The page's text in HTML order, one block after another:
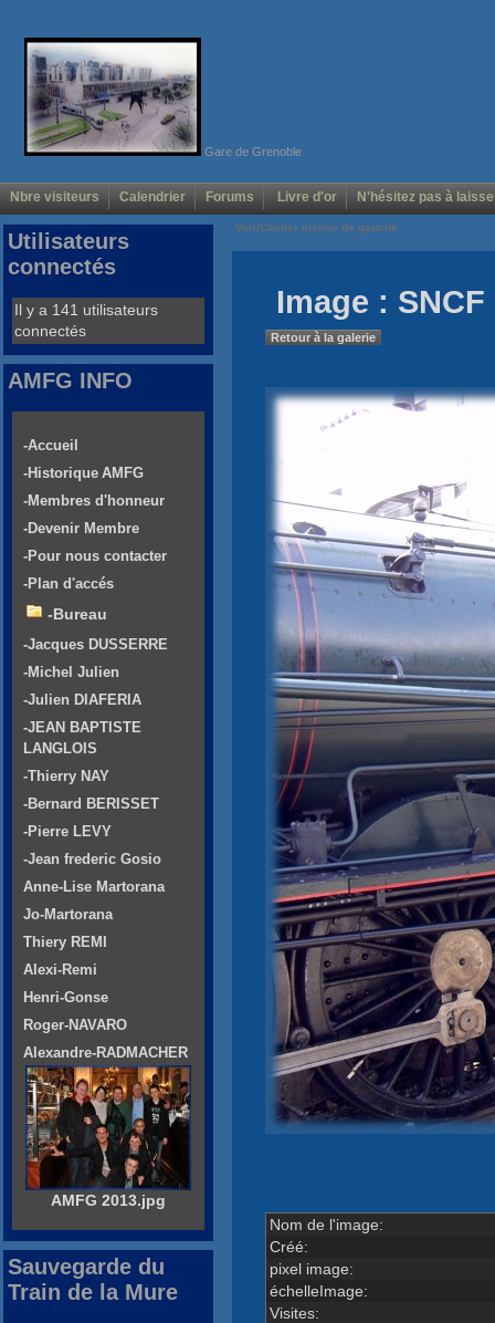
Gare de Grenoble
Nbre visiteurs Calendrier Forums Livre d'or N'hésitez pas à
Voir/Cacher menus de gauche
Image :
Retour à la galerie
Nom de l'image:
Créé:
pixel image:
échelleImage:
Visites:
Utilisateurs
connectés
Il y a 141 utilisateurs
connectés
AMFG INFO
-Accueil
-Historique AMFG
-Membres d'honneur
-Devenir Membre
-Pour nous contacter
-Plan d'accés
-Bureau
-Jacques DUSSERRE
-Michel Julien
-Julien DIAFERIA
-JEAN BAPTISTE
LANGLOIS
-Thierry NAY
-Bernard BERISSET
-Pierre LEVY
-Jean frederic Gosio
Anne-Lise Martorana
Jo-Martorana
Thiery REMI
Alexi-Remi
Henri-Gonse
Roger-NAVARO
Alexandre-RADMACHER
AMFG 2013.jpg
Sauvegarde du
Train de la Mure